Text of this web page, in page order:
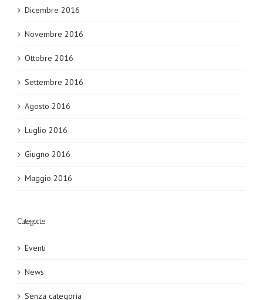
Dicembre 2016
Novembre 2016
Ottobre 2016
Settembre 2016
Agosto 2016
Luglio 2016
Giugno 2016
Maggio 2016
Categorie
Eventi
News
Senza categoria